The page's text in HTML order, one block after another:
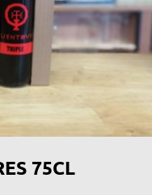
75CL